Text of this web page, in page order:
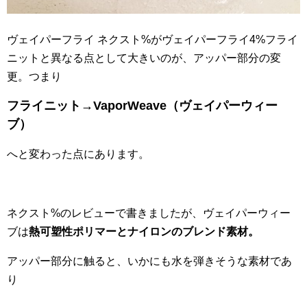
ヴェイパーフライ ネクスト%がヴェイパーフライ4%フライ
ニットと異なる点として大きいのが、アッパー部分の変
更。つまり
フライニット→VaporWeave（ヴェイパーウィー
ブ）
へと変わった点にあります。
ネクスト%のレビューで書きましたが、ヴェイパーウィー
ブは熱可塑性ポリマーとナイロンのブレンド素材。
アッパー部分に触ると、いかにも水を弾きそうな素材であ
り